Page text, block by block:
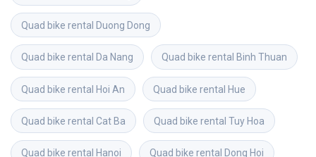
Quad bike rental Duong Dong
Quad bike rental Da Nang Quad bike rental Binh Thuan
Quad bike rental Hoi An Quad bike rental Hue
Quad bike rental Cat Ba Quad bike rental Tuy Hoa
Quad bike rental Hanoi Quad bike rental Dong Hoi